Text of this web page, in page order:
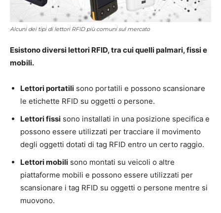
Alcuni dei tipi di lettori RFID più comuni sul mercato
Esistono diversi lettori RFID, tra cui quelli palmari, fissi e
mobili.
Lettori portatili sono portatili e possono scansionare
le etichette RFID su oggetti o persone.
Lettori fissi sono installati in una posizione specifica e
possono essere utilizzati per tracciare il movimento
degli oggetti dotati di tag RFID entro un certo raggio.
Lettori mobili sono montati su veicoli o altre
piattaforme mobili e possono essere utilizzati per
scansionare i tag RFID su oggetti o persone mentre si
muovono.